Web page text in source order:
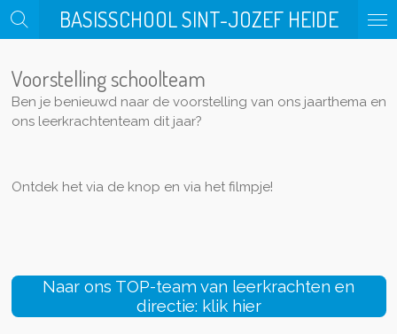
Ga
direct
de
hoofdinhoud
BASISSCHOOL SINT-JOZEF HEIDE
Voorstelling schoolteam
Ben je benieuwd naar de voorstelling van ons jaarthema en
ons leerkrachtenteam dit jaar?
Ontdek het via de knop en via het filmpje!
Naar ons TOP-team van leerkrachten en
directie: klik hier